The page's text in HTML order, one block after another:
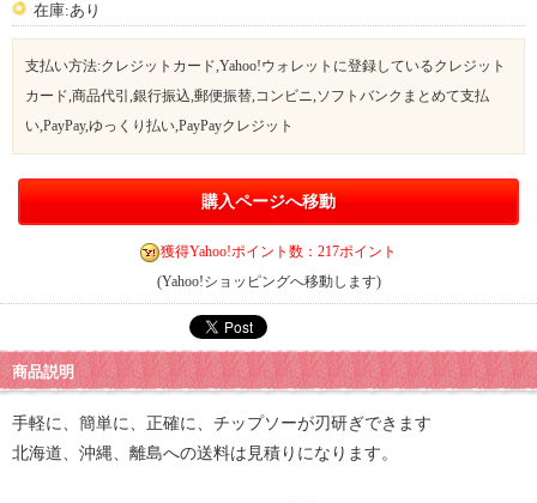
在庫:あり
支払い方法:クレジットカード,Yahoo!ウォレットに登録しているクレジット
カード,商品代引,銀行振込,郵便振替,コンビニ,ソフトバンクまとめて支払
い,PayPay,ゆっくり払い,PayPayクレジット
購入ページへ移動
獲得Yahoo!ポイント数：217ポイント
(Yahoo!ショッピングへ移動します)
商品説明
手軽に、簡単に、正確に、チップソーが刃研ぎできます
北海道、沖縄、離島への送料は見積りになります。